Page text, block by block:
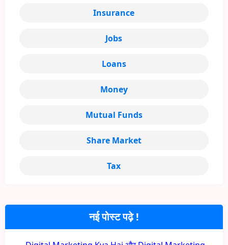
नई पोस्ट पढ़े !
Insurance
Jobs
Loans
Money
Mutual Funds
Share Market
Tax